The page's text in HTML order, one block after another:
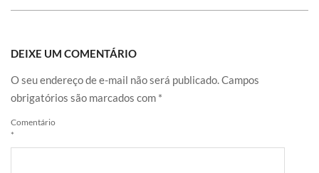
DEIXE UM COMENTÁRIO
O seu endereço de e-mail não será publicado.Campos
obrigatórios são marcados com *
Comentário
*